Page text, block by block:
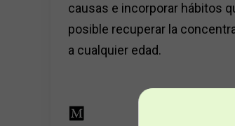
causas e incorporar hábitos
posible recuperar la
a cualquier edad.